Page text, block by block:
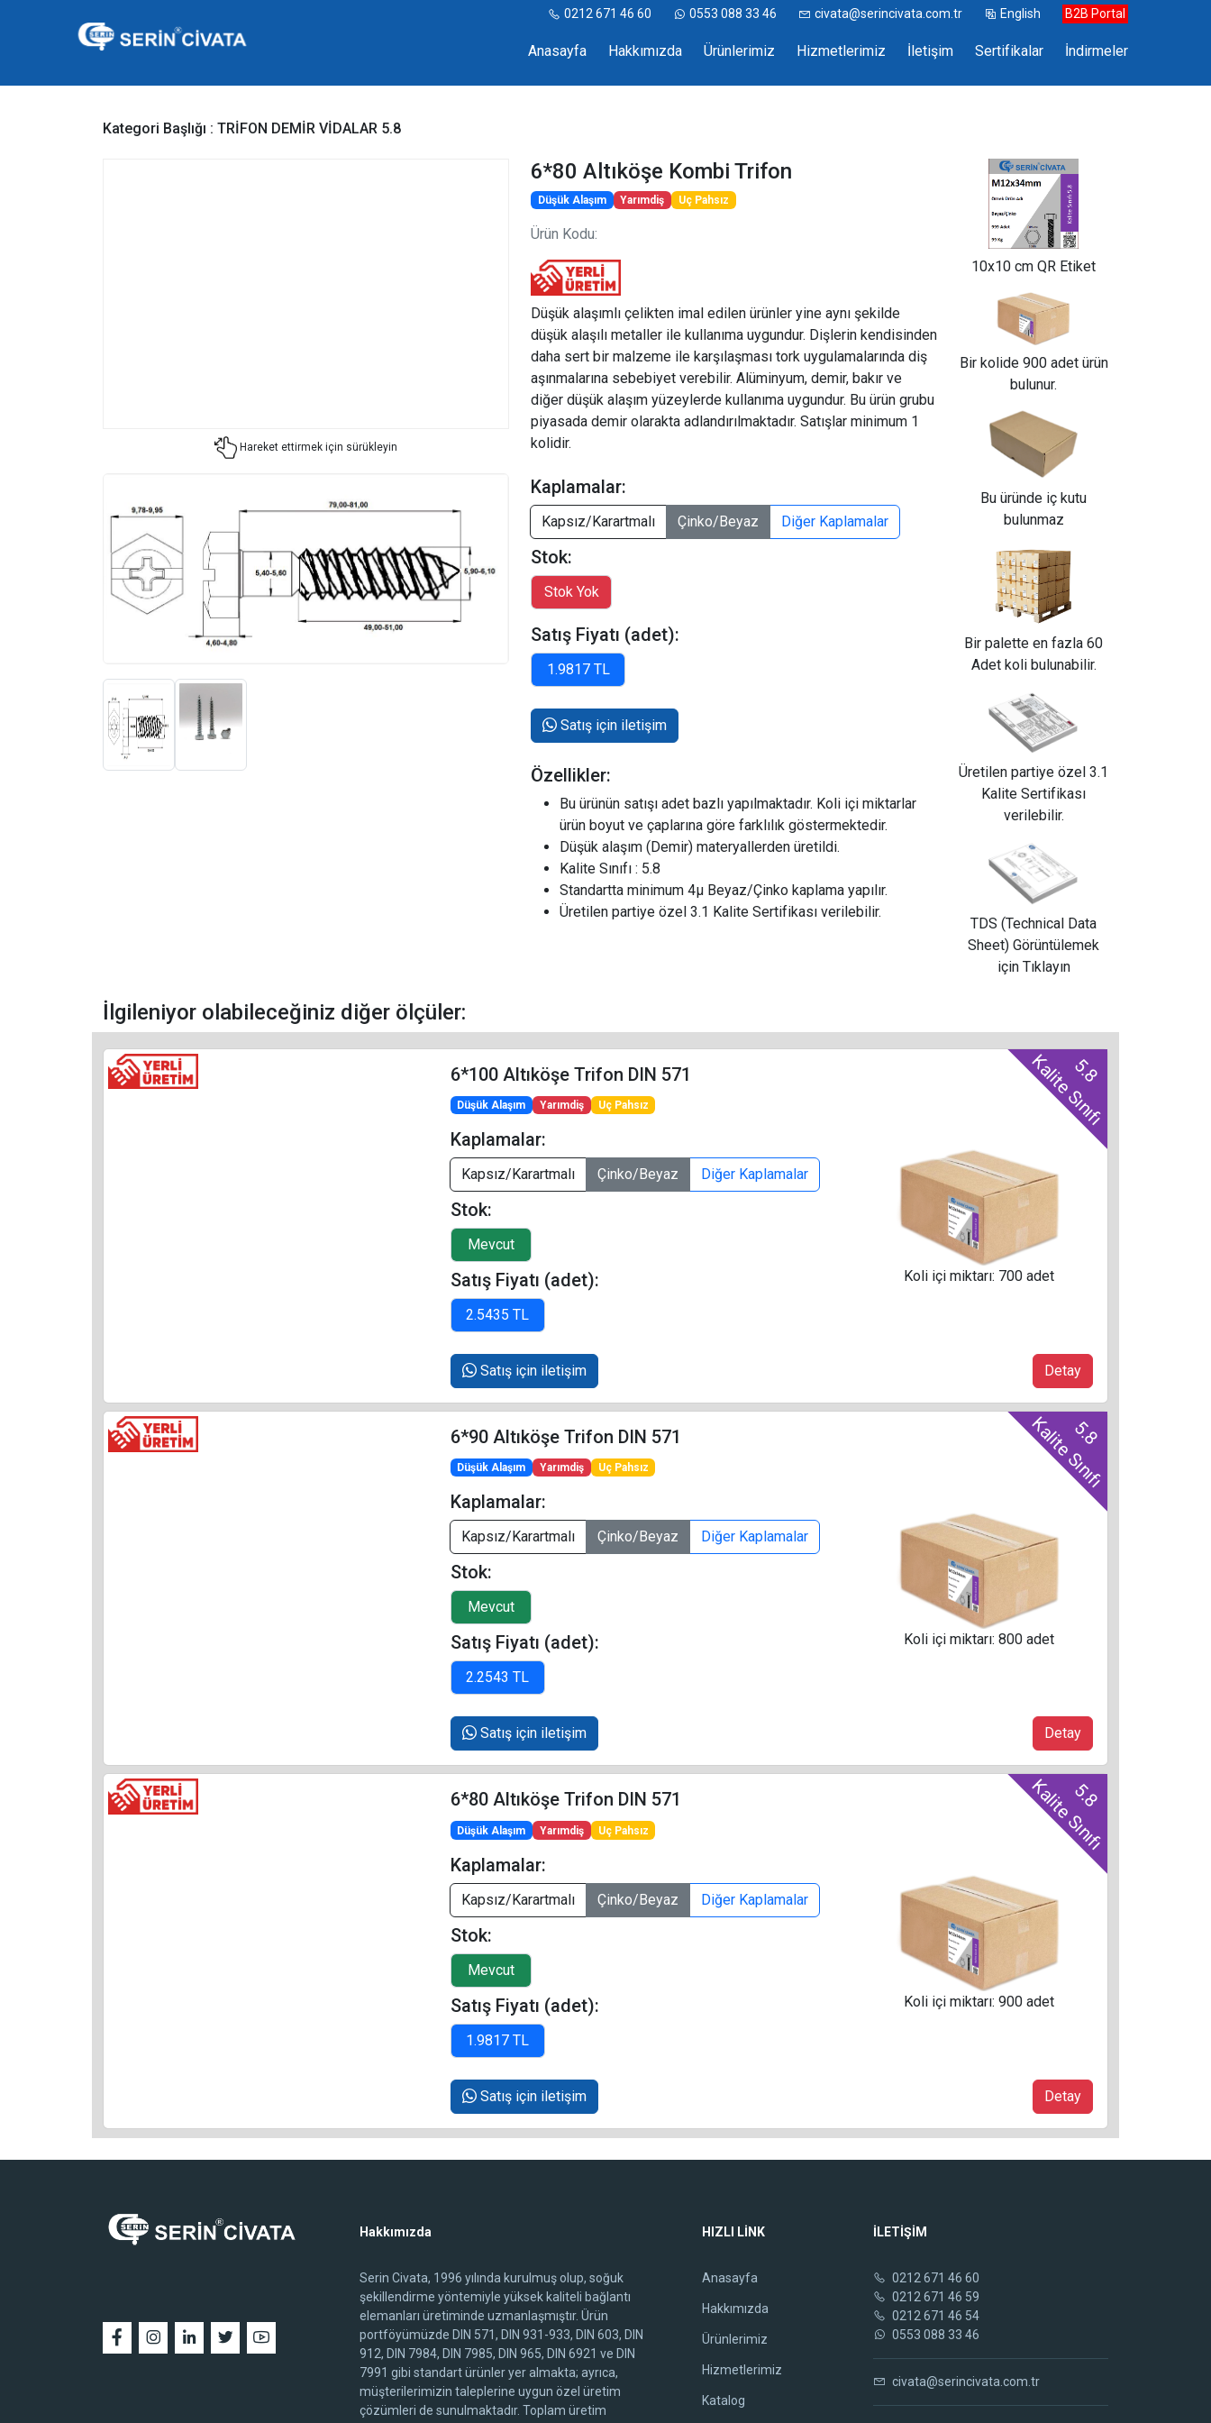
0212 671 46 60 0553 088 33 46 civata@serincivata.com.tr English B2B Portal
Anasayfa Hakkımızda Ürünlerimiz Hizmetlerimiz İletişim Sertifikalar İndirmeler
Kategori Başlığı : TRİFON DEMİR VİDALAR 5.8
Hareket ettirmek için sürükleyin
10x10 cm QR Etiket
Bir kolide 900 adet ürün
bulunur.
Bu üründe iç kutu
bulunmaz
Bir palette en fazla 60
Adet koli bulunabilir.
Üretilen partiye özel 3.1
Kalite Sertifikası
verilebilir.
TDS (Technical Data
Sheet) Görüntülemek
için Tıklayın
6*80 Altıköşe Kombi Trifon
Düşük Alaşım Yarımdiş Uç Pahsız
Ürün Kodu:
Düşük alaşımlı çelikten imal edilen ürünler yine aynı şekilde
düşük alaşılı metaller ile kullanıma uygundur. Dişlerin kendisinden
daha sert bir malzeme ile karşılaşması tork uygulamalarında diş
aşınmalarına sebebiyet verebilir. Alüminyum, demir, bakır ve
diğer düşük alaşım yüzeylerde kullanıma uygundur. Bu ürün grubu
piyasada demir olarakta adlandırılmaktadır. Satışlar minimum 1
kolidir.
Kaplamalar:
Kapsız/Karartmalı Çinko/Beyaz Diğer Kaplamalar
Stok:
Satış Fiyatı (adet):
Satış için iletişim
Özellikler:
Bu ürünün satışı adet bazlı yapılmaktadır. Koli içi miktarlar
ürün boyut ve çaplarına göre farklılık göstermektedir.
Düşük alaşım (Demir) materyallerden üretildi.
Kalite Sınıfı : 5.8
Standartta minimum 4µ Beyaz/Çinko kaplama yapılır.
Üretilen partiye özel 3.1 Kalite Sertifikası verilebilir.
İlgileniyor olabileceğiniz diğer ölçüler:
5.8
Kalite Sınıfı
6*100 Altıköşe Trifon DIN 571
Düşük Alaşım Yarımdiş Uç Pahsız
Kaplamalar:
Kapsız/Karartmalı Çinko/Beyaz Diğer Kaplamalar
Stok:
Satış Fiyatı (adet):
Satış için iletişim Detay
Koli içi miktarı: 700 adet
5.8
Kalite Sınıfı
6*90 Altıköşe Trifon DIN 571
Düşük Alaşım Yarımdiş Uç Pahsız
Kaplamalar:
Kapsız/Karartmalı Çinko/Beyaz Diğer Kaplamalar
Stok:
Satış Fiyatı (adet):
Satış için iletişim Detay
Koli içi miktarı: 800 adet
5.8
Kalite Sınıfı
6*80 Altıköşe Trifon DIN 571
Düşük Alaşım Yarımdiş Uç Pahsız
Kaplamalar:
Kapsız/Karartmalı Çinko/Beyaz Diğer Kaplamalar
Stok:
Satış Fiyatı (adet):
Satış için iletişim Detay
Koli içi miktarı: 900 adet
Hakkımızda
Serin Civata, 1996 yılında kurulmuş olup, soğuk
şekillendirme yöntemiyle yüksek kaliteli bağlantı
elemanları üretiminde uzmanlaşmıştır. Ürün
portföyümüzde DIN 571, DIN 931-933, DIN 603, DIN
912, DIN 7984, DIN 7985, DIN 965, DIN 6921 ve DIN
7991 gibi standart ürünler yer almakta; ayrıca,
müşterilerimizin taleplerine uygun özel üretim
çözümleri de sunulmaktadır. Toplam üretim
HIZLI LİNK
Anasayfa
Hakkımızda
Ürünlerimiz
Hizmetlerimiz
Katalog
İLETİŞİM
0212 671 46 60
0212 671 46 59
0212 671 46 54
0553 088 33 46
civata@serincivata.com.tr